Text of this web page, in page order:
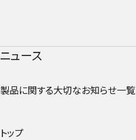
ニュース
製品に関する大切なお知らせ一覧
トップ